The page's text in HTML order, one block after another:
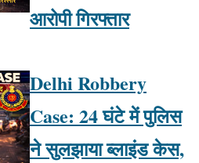
आरोपी गिरफ्तार
Delhi Robbery
Case: 24 घंटे में पुलिस
ने सुलझाया ब्लाइंड केस,